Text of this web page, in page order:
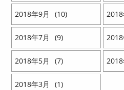
2018 9 10 2018
2018 7 9 2018
2018 5 7 2018
2018 3 1